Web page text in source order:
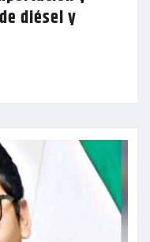
diésel y